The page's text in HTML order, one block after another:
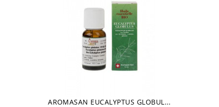
AROMASAN EUCALYPTUS GLOBUL...